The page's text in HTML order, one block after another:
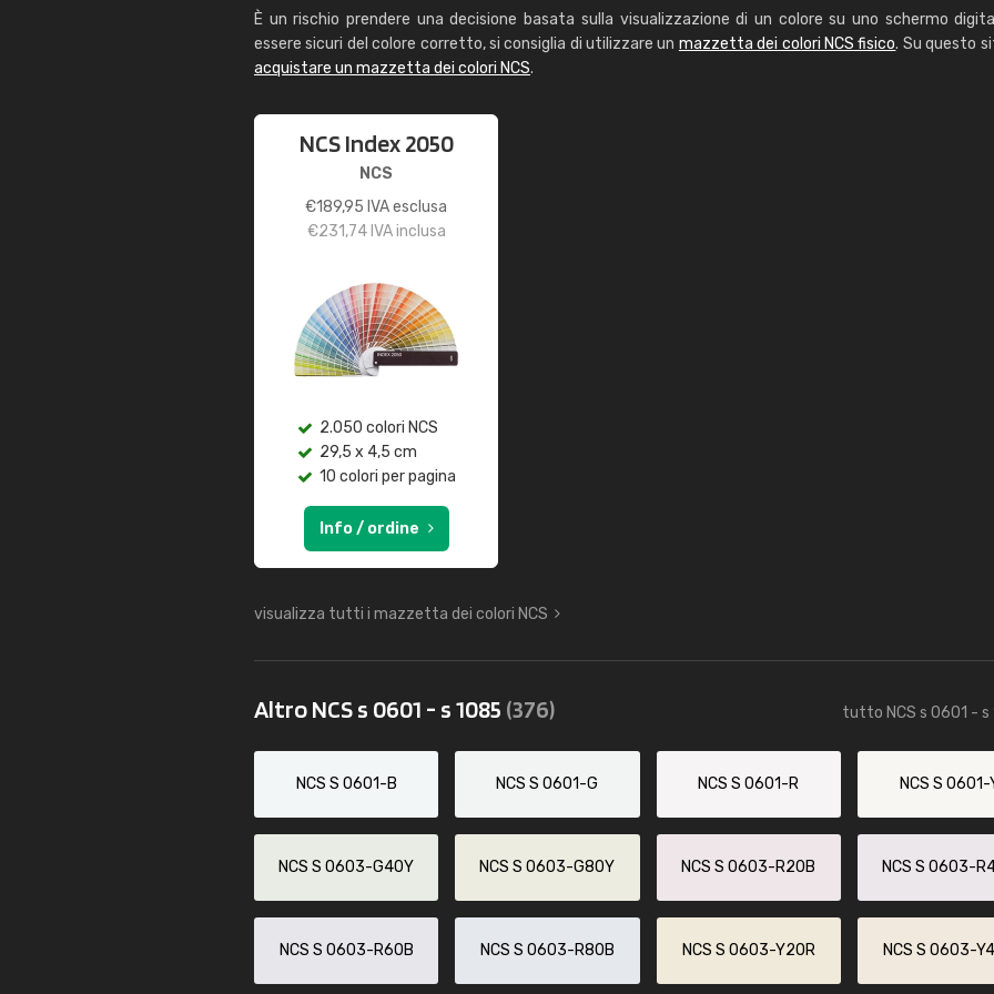
È un rischio prendere una decisione basata sulla visualizzazione di un colore su uno schermo
essere sicuri del colore corretto, si consiglia di utilizzare un mazzetta dei colori NCS fisico. Su questo
acquistare un mazzetta dei colori NCS.
NCS Index 2050
NCS
€189,95 IVA esclusa
€231,74IVA inclusa
2.050 colori NCS
29,5 x 4,5 cm
10 colori per pagina
Info / ordine
visualizza tutti i mazzetta dei colori NCS
Altro NCS s 0601 - s 1085 (376) tutto NCS s 0601 - s
NCS S 0601-B NCS S 0601-G NCS S 0601-R NCS S 0601-
NCS S 0603-G40Y NCS S 0603-G80Y NCS S 0603-R20B NCS S 0603-
NCS S 0603-R60B NCS S 0603-R80B NCS S 0603-Y20R NCS S 0603-